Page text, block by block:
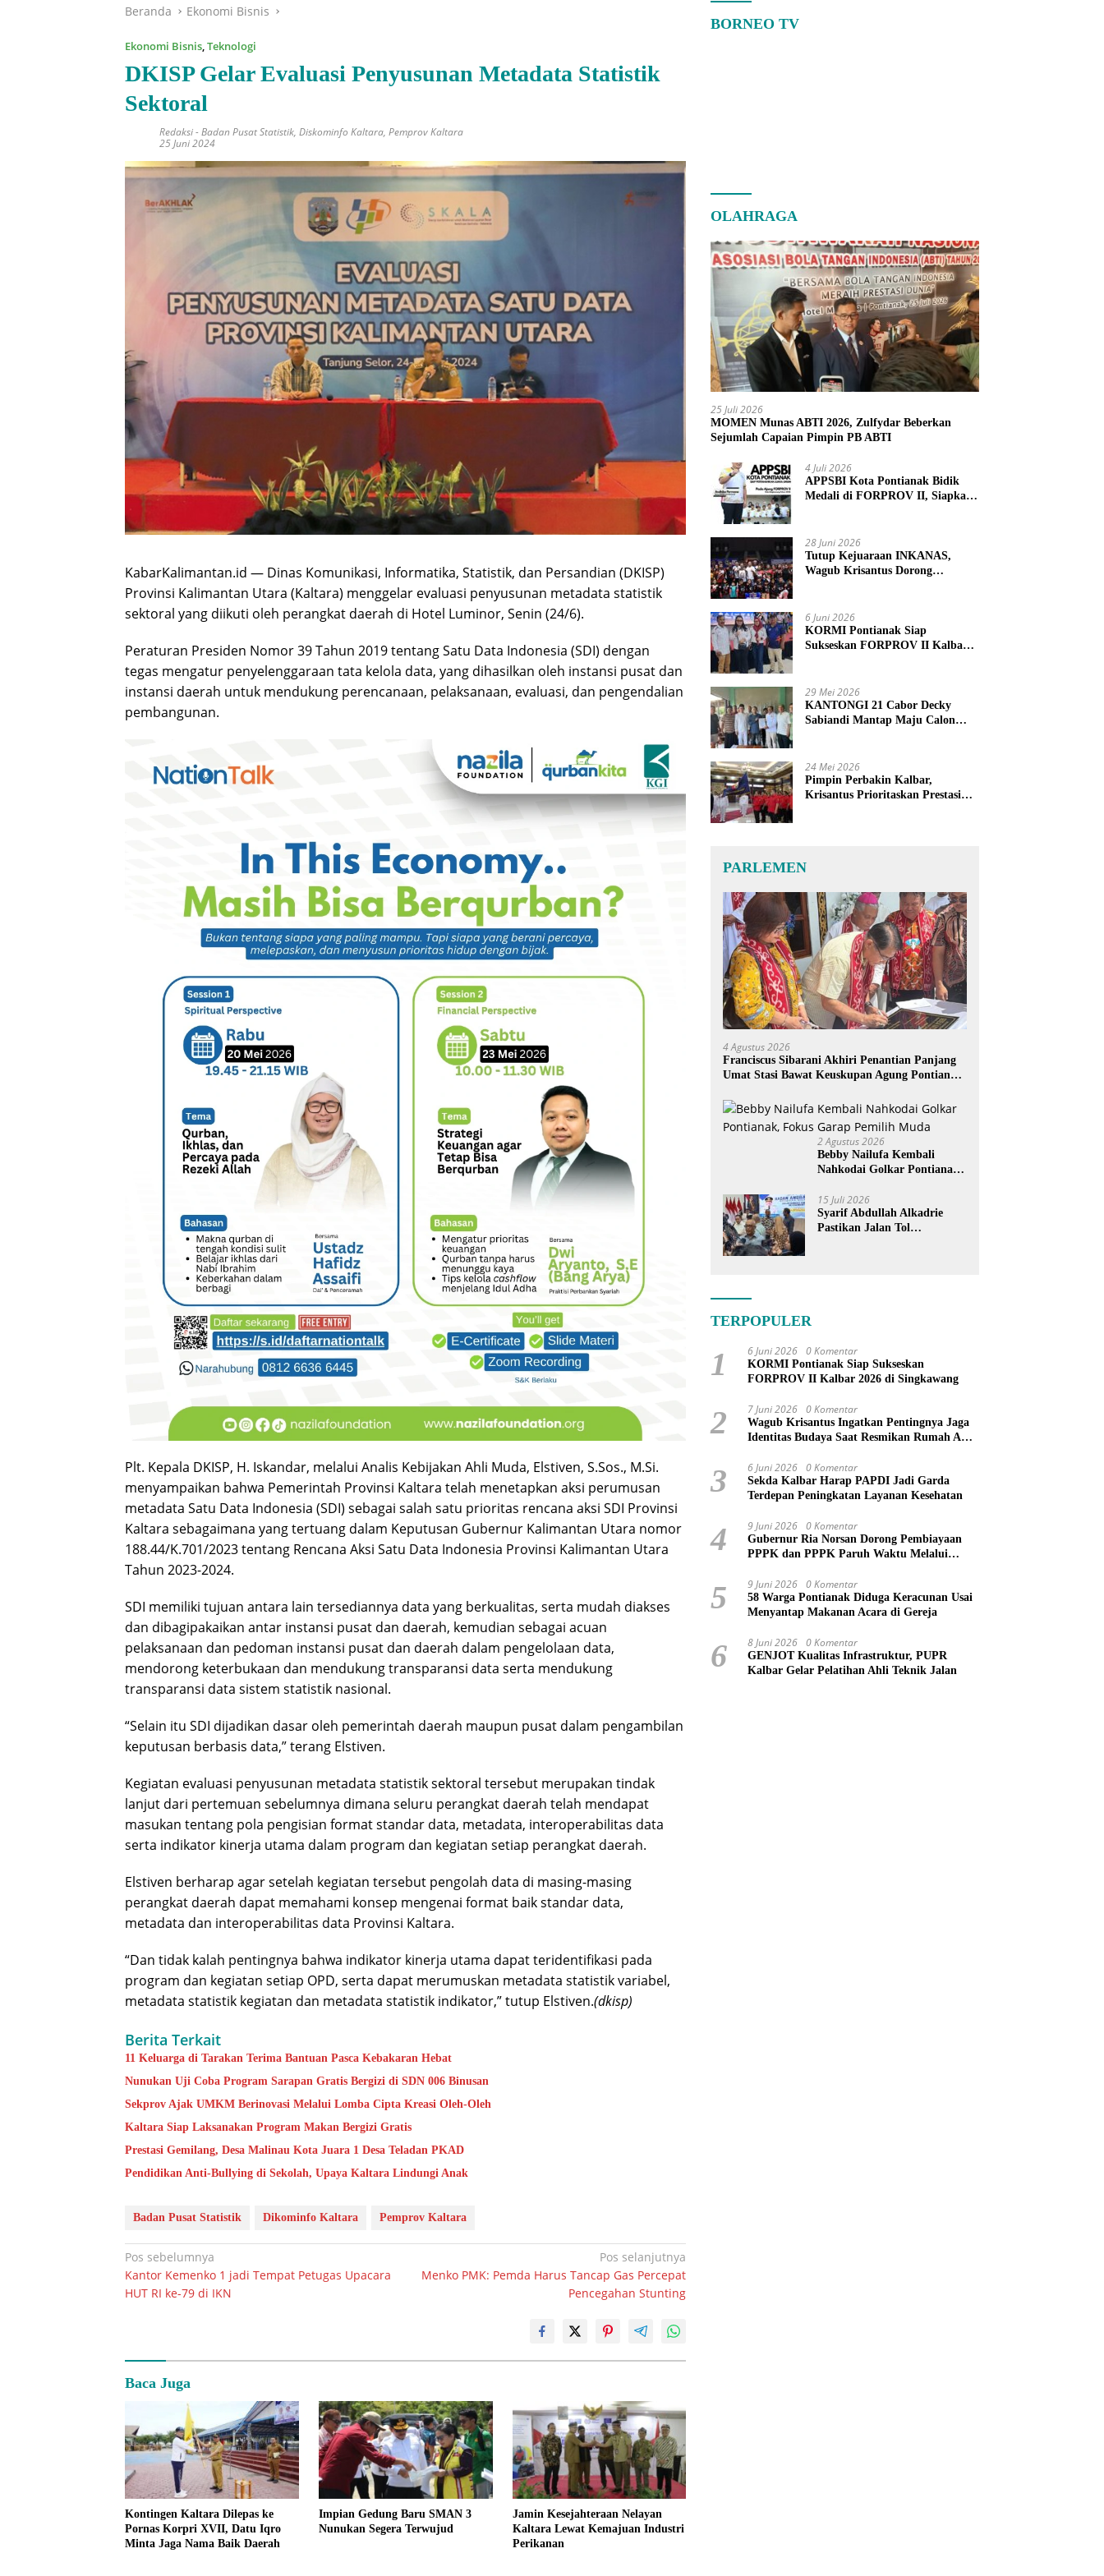
Beranda Ekonomi Bisnis
Ekonomi Bisnis,Teknologi
DKISP Gelar Evaluasi Penyusunan Metadata Statistik
Sektoral
Redaksi-Badan Pusat Statistik, Diskominfo Kaltara, Pemprov Kaltara
25 Juni 2024
KabarKalimantan.id — Dinas Komunikasi, Informatika, Statistik, dan Persandian (DKISP)
Provinsi Kalimantan Utara (Kaltara) menggelar evaluasi penyusunan metadata statistik
sektoral yang diikuti oleh perangkat daerah di Hotel Luminor, Senin (24/6).
Peraturan Presiden Nomor 39 Tahun 2019 tentang Satu Data Indonesia (SDI) dengan
tegas mengatur penyelenggaraan tata kelola data, yang dihasilkan oleh instansi pusat dan
instansi daerah untuk mendukung perencanaan, pelaksanaan, evaluasi, dan pengendalian
pembangunan.
Plt. Kepala DKISP, H. Iskandar, melalui Analis Kebijakan Ahli Muda, Elstiven, S.Sos., M.Si.
menyampaikan bahwa Pemerintah Provinsi Kaltara telah menetapkan aksi perumusan
metadata Satu Data Indonesia (SDI) sebagai salah satu prioritas rencana aksi SDI Provinsi
Kaltara sebagaimana yang tertuang dalam Keputusan Gubernur Kalimantan Utara nomor
188.44/K.701/2023 tentang Rencana Aksi Satu Data Indonesia Provinsi Kalimantan Utara
Tahun 2023-2024.
SDI memiliki tujuan antara lain tersediannya data yang berkualitas, serta mudah diakses
dan dibagipakaikan antar instansi pusat dan daerah, kemudian sebagai acuan
pelaksanaan dan pedoman instansi pusat dan daerah dalam pengelolaan data,
mendorong keterbukaan dan mendukung transparansi data serta mendukung
transparansi data sistem statistik nasional.
“Selain itu SDI dijadikan dasar oleh pemerintah daerah maupun pusat dalam pengambilan
keputusan berbasis data,” terang Elstiven.
Kegiatan evaluasi penyusunan metadata statistik sektoral tersebut merupakan tindak
lanjut dari pertemuan sebelumnya dimana seluru perangkat daerah telah mendapat
masukan tentang pola pengisian format standar data, metadata, interoperabilitas data
serta indikator kinerja utama dalam program dan kegiatan setiap perangkat daerah.
Elstiven berharap agar setelah kegiatan tersebut pengolah data di masing-masing
perangkat daerah dapat memahami konsep mengenai format baik standar data,
metadata dan interoperabilitas data Provinsi Kaltara.
“Dan tidak kalah pentingnya bahwa indikator kinerja utama dapat teridentifikasi pada
program dan kegiatan setiap OPD, serta dapat merumuskan metadata statistik variabel,
metadata statistik kegiatan dan metadata statistik indikator,” tutup Elstiven.(dkisp)
Berita Terkait
11 Keluarga di Tarakan Terima Bantuan Pasca Kebakaran Hebat
Nunukan Uji Coba Program Sarapan Gratis Bergizi di SDN 006 Binusan
Sekprov Ajak UMKM Berinovasi Melalui Lomba Cipta Kreasi Oleh-Oleh
Kaltara Siap Laksanakan Program Makan Bergizi Gratis
Prestasi Gemilang, Desa Malinau Kota Juara 1 Desa Teladan PKAD
Pendidikan Anti-Bullying di Sekolah, Upaya Kaltara Lindungi Anak
Badan Pusat Statistik Dikominfo Kaltara Pemprov Kaltara
Navigasi
pos
Pos sebelumnya
Kantor Kemenko 1 jadi Tempat Petugas Upacara
HUT RI ke-79 di IKN
Pos selanjutnya
Menko PMK: Pemda Harus Tancap Gas Percepat
Pencegahan Stunting
Baca Juga
Kontingen Kaltara Dilepas ke
Pornas Korpri XVII, Datu Iqro
Minta Jaga Nama Baik Daerah
Impian Gedung Baru SMAN 3
Nunukan Segera Terwujud
Jamin Kesejahteraan Nelayan
Kaltara Lewat Kemajuan Industri
Perikanan
BORNEO TV
OLAHRAGA
25 Juli 2026
MOMEN Munas ABTI 2026, Zulfydar Beberkan
Sejumlah Capaian Pimpin PB ABTI
4 Juli 2026
APPSBI Kota Pontianak Bidik
Medali di FORPROV II, Siapkan
28 Juni 2026
Tutup Kejuaraan INKANAS,
Wagub Krisantus Dorong
6 Juni 2026
KORMI Pontianak Siap
Sukseskan FORPROV II Kalbar
29 Mei 2026
KANTONGI 21 Cabor Decky
Sabiandi Mantap Maju Calon
24 Mei 2026
Pimpin Perbakin Kalbar,
Krisantus Prioritaskan Prestasi
PARLEMEN
4 Agustus 2026
Franciscus Sibarani Akhiri Penantian Panjang
Umat Stasi Bawat Keuskupan Agung Pontianak,
2 Agustus 2026
Bebby Nailufa Kembali
Nahkodai Golkar Pontianak,
15 Juli 2026
Syarif Abdullah Alkadrie
Pastikan Jalan Tol
TERPOPULER
1 6 Juni 2026 0 Komentar
KORMI Pontianak Siap Sukseskan
FORPROV II Kalbar 2026 di Singkawang
2 7 Juni 2026 0 Komentar
Wagub Krisantus Ingatkan Pentingnya Jaga
Identitas Budaya Saat Resmikan Rumah Adat
3 6 Juni 2026 0 Komentar
Sekda Kalbar Harap PAPDI Jadi Garda
Terdepan Peningkatan Layanan Kesehatan
4 9 Juni 2026 0 Komentar
Gubernur Ria Norsan Dorong Pembiayaan
PPPK dan PPPK Paruh Waktu Melalui
5 9 Juni 2026 0 Komentar
58 Warga Pontianak Diduga Keracunan Usai
Menyantap Makanan Acara di Gereja
6 8 Juni 2026 0 Komentar
GENJOT Kualitas Infrastruktur, PUPR
Kalbar Gelar Pelatihan Ahli Teknik Jalan